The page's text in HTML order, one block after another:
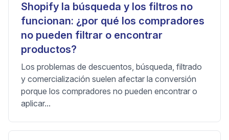
Shopify la búsqueda y los filtros no
funcionan: ¿por qué los compradores
no pueden filtrar o encontrar
productos?
Los problemas de descuentos, búsqueda, filtrado
y comercialización suelen afectar la conversión
porque los compradores no pueden encontrar o
aplicar...